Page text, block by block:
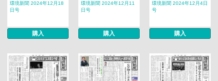
環境新聞 2024年12月18
日号
購入
環境新聞 2024年12月11
日号
購入
環境新聞 2024年12月4日
号
購入